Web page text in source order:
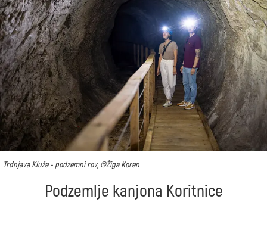
Trdnjava Kluže - podzemni rov, ©Žiga Koren
Podzemlje kanjona Koritnice